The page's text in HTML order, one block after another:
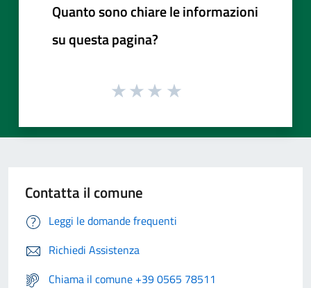
Quanto sono chiare le informazioni
su questa pagina?
Contatta il comune
Leggi le domande frequenti
Richiedi Assistenza
Chiama il comune +39 0565 78511